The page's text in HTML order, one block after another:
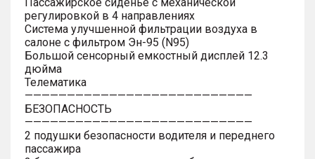
регулировкой в 4 направлениях
Система улучшенной фильтрации воздуха в
салоне с фильтром Эн-95 (N95)
Большой сенсорный емкостный дисплей 12.3
дюйма
Телематика
———————————————————————————
БЕЗОПАСНОСТЬ
———————————————————————————
2 подушки безопасности водителя и переднего
пассажира